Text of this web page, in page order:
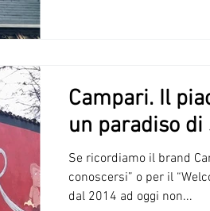
Campari. Il
un paradiso
Se ricordiamo il brand
conoscersi” o per il
dal 2014 ad oggi non...